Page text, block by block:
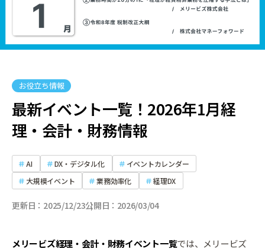
お役立ち情報
最新イベント一覧！2026年1月経
理・会計・財務情報
AI DX・デジタル化
イベントカレンダー
大規模イベント
業務効率化 経理DX
更新日 2025/12/23公開日 2026/03/04
メリービズ経理・会計・財務イベント一覧では、メリービズ